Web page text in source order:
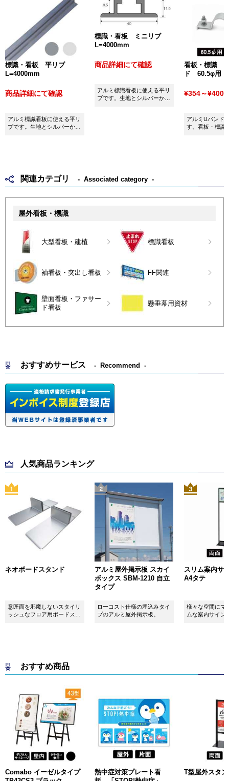
標識・看板 平リブ
L=4000mm
商品詳細にて確認
アルミ標識看板に使える平リ
ブです。生地とシルバーから
標識・看板 ミニリブ
L=4000mm
商品詳細にて確認
アルミ標識看板に使える平リ
ブです。生地とシルバーから
看板・標識
ド 60.5φ用
¥354～¥400
アルミUバンド
す。看板・標識
関連カテゴリ Associated category
屋外看板・標識
大型看板・建植 標識看板
袖看板・突出し看板 FF関連
壁面看板・ファサー
ド看板
懸垂幕用資材
おすすめサービス Recommend
人気商品ランキング
ネオボードスタンド
意匠面を邪魔しないスタイリ
ッシュなフロア用ボードスタ
アルミ屋外掲示板 スカイ
ボックス SBM-1210 自立
タイプ
ローコスト仕様の埋込みタイ
プのアルミ屋外掲示板。
スリム案内サ
A4タテ
様々な空間にマ
ムな案内サイン
おすすめ商品
Comabo イーゼルタイプ
熱中症対策プレート看
T型屋外スタ